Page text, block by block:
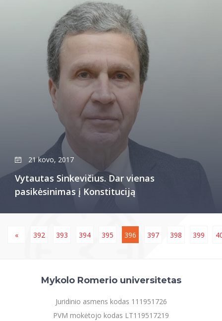
21 kovo, 2017
Vytautas Sinkevičius. Dar vienas
pasikėsinimas į Konstituciją
« 392 393 394 395 396 397 398 399
Mykolo Romerio universitetas
Juridinio asmens kodas 111951726
PVM mokėtojo kodas LT119517219